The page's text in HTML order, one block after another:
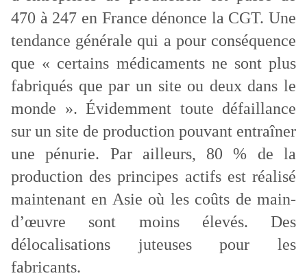
470 à 247 en France dénonce la CGT. Une
tendance générale qui a pour conséquence
que « certains médicaments ne sont plus
fabriqués que par un site ou deux dans le
monde ». Évidemment toute défaillance
sur un site de production pouvant entraîner
une pénurie. Par ailleurs, 80 % de la
production des principes actifs est réalisé
maintenant en Asie où les coûts de main-
d’œuvre sont moins élevés. Des
délocalisations juteuses pour les
fabricants.